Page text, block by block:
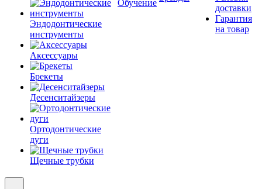
Эндодонтические
инструменты
Аксессуары
Брекеты
Десенситайзеры
Ортодонтические
дуги
Щечные трубки
Обучение
доставки
Гарантия
на товар